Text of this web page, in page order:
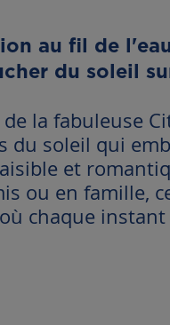
au fil de
du soleil
la fabuleuse
du soleil qui
et
ou en famille,
chaque